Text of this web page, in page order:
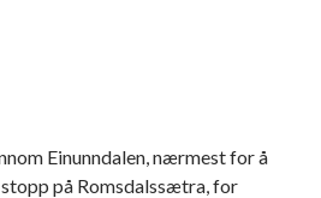
Einunndalen, nærmest for å
på Romsdalssætra, for